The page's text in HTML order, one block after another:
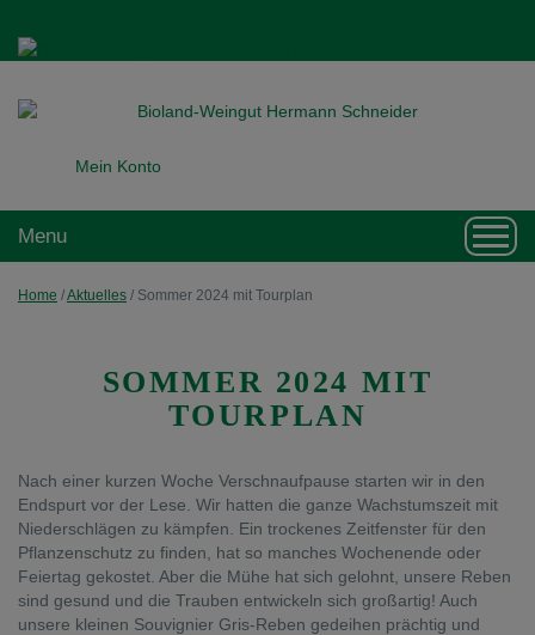
Mein Konto
Menu
Home /Aktuelles / Sommer 2024 mit Tourplan
SOMMER 2024 MIT
TOURPLAN
Nach einer kurzen Woche Verschnaufpause starten wir in den
Endspurt vor der Lese. Wir hatten die ganze Wachstumszeit mit
Niederschlägen zu kämpfen. Ein trockenes Zeitfenster für den
Pflanzenschutz zu finden, hat so manches Wochenende oder
Feiertag gekostet. Aber die Mühe hat sich gelohnt, unsere Reben
sind gesund und die Trauben entwickeln sich großartig! Auch
unsere kleinen Souvignier Gris-Reben gedeihen prächtig und